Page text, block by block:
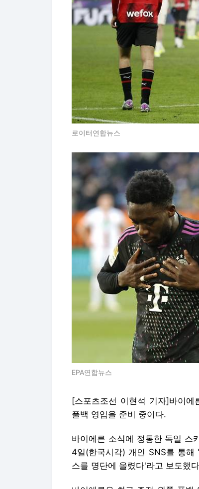
로이터연합뉴스
EPA연합뉴스
[스포츠조선 이현석 기자]바이
풀백 영입을 준비 중이다.
바이에른 소식에 정통한 독일 스
4일(한국시각) 개인 SNS를 통해
스를 명단에 올렸다'라고 보도했